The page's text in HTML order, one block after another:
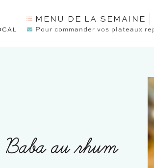
MENU DE LA SEMAINE
Pour commander vos plateaux
Baba au rhum